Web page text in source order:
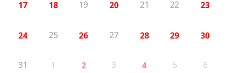
17 18 19 20 21 22 23
24 25 26 27 28 29 30
31 1 2 3 4 5 6